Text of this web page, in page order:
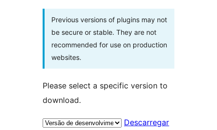
Previous versions of plugins may not
be secure or stable. They are not
recommended for use on production
websites.
Please select a specific version to
download.
Descarregar